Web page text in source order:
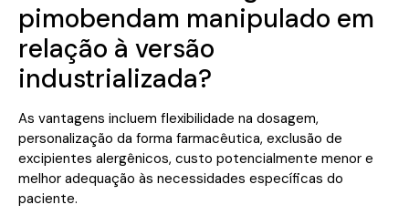
pimobendam manipulado em
relação à versão
industrializada?
As vantagens incluem flexibilidade na dosagem,
personalização da forma farmacêutica, exclusão de
excipientes alergênicos, custo potencialmente menor e
melhor adequação às necessidades específicas do
paciente.